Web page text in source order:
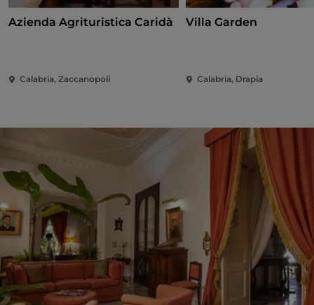
Azienda Agrituristica Caridà
Calabria, Zaccanopoli
Villa Garden
Calabria, Drapia